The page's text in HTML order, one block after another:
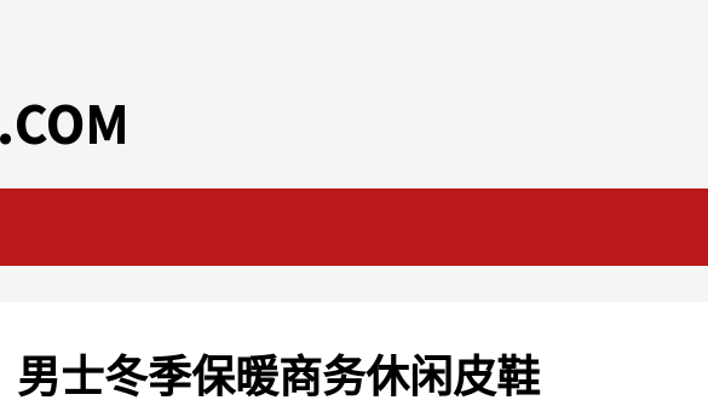
男士冬季保暖商务休闲皮鞋